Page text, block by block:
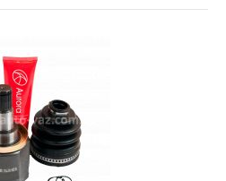
ВАЗ-2108 АвтоВАЗ
грн.